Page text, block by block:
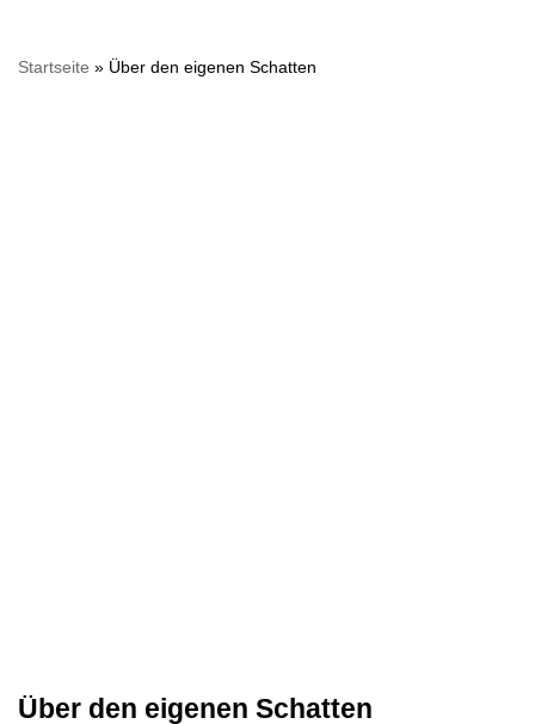
Startseite » Über den eigenen Schatten
Über den eigenen Schatten